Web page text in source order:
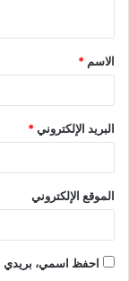
الاسم *
البريد الإلكتروني*
الموقع الإلكتروني
احفظ اسمي، بريدي